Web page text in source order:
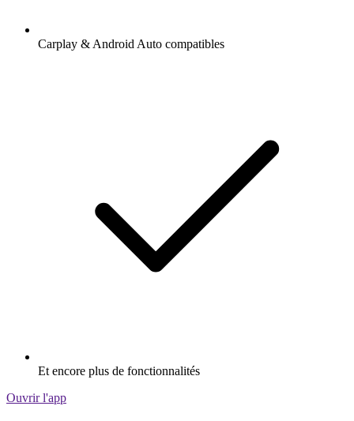
Carplay & Android Auto compatibles
Et encore plus de fonctionnalités
Ouvrir l'app